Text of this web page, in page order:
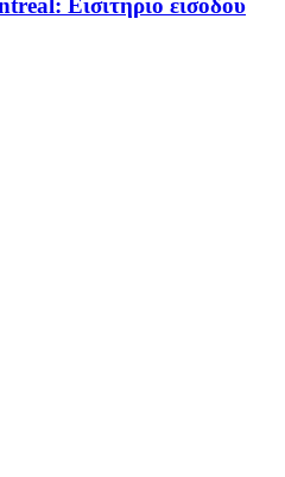
Εισιτήριο εισόδου